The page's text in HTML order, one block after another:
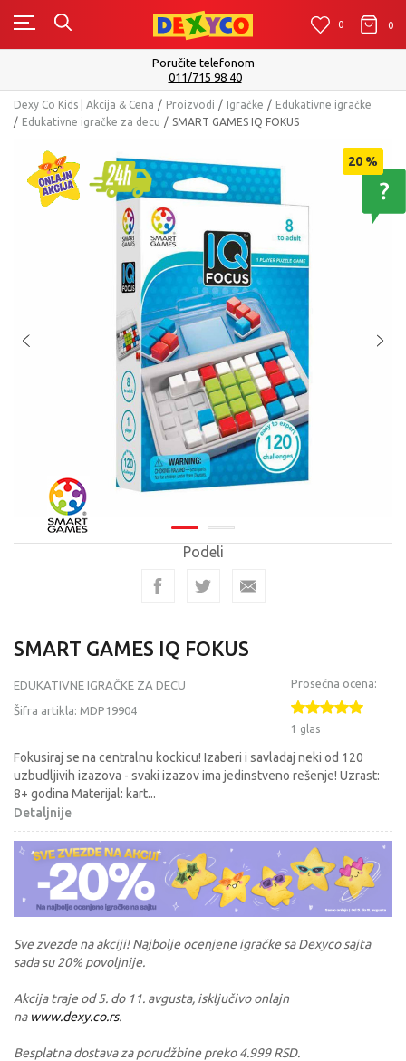
0 0 0
Isporuku možete očekivati u roku od 2 do 4 radna dana!
Pogledaj više
Dexy Co Kids | Akcija & Cena Proizvodi Igračke
Edukativne igračke
Edukativne igračke za decu
SMART GAMES IQ FOKUS
20 %
Podeli
SMART GAMES IQ FOKUS
EDUKATIVNE IGRAČKE ZA DECU
Šifra artikla: MDP19904
Prosečna ocena:
1 glas
Fokusiraj se na centralnu kockicu! Izaberi i savladaj neki od 120
uzbudljivih izazova - svaki izazov ima jedinstveno rešenje! Uzrast:
8+ godina Materijal: kart...
Detaljnije
Sve zvezde na akciji! Najbolje ocenjene igračke sa Dexyco sajta
sada su 20% povoljnije.
Akcija traje od 5. do 11. avgusta, isključivo onlajn
na www.dexy.co.rs.
Besplatna dostava za porudžbine preko 4.999 RSD.